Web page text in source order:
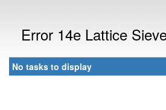
Error 14e Lattice
No tasks to display